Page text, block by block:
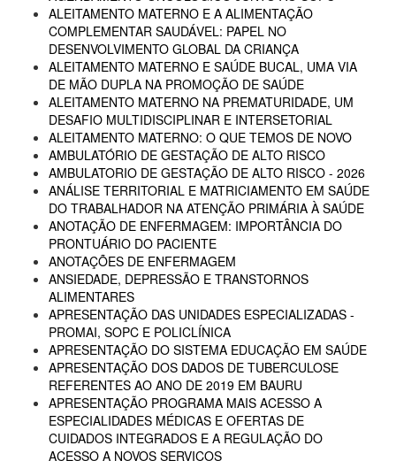
ALEITAMENTO MATERNO E A ALIMENTAÇÃO
COMPLEMENTAR SAUDÁVEL: PAPEL NO
DESENVOLVIMENTO GLOBAL DA CRIANÇA
ALEITAMENTO MATERNO E SAÚDE BUCAL, UMA VIA
DE MÃO DUPLA NA PROMOÇÃO DE SAÚDE
ALEITAMENTO MATERNO NA PREMATURIDADE, UM
DESAFIO MULTIDISCIPLINAR E INTERSETORIAL
ALEITAMENTO MATERNO: O QUE TEMOS DE NOVO
AMBULATÓRIO DE GESTAÇÃO DE ALTO RISCO
AMBULATORIO DE GESTAÇÃO DE ALTO RISCO - 2026
ANÁLISE TERRITORIAL E MATRICIAMENTO EM SAÚDE
DO TRABALHADOR NA ATENÇÃO PRIMÁRIA À SAÚDE
ANOTAÇÃO DE ENFERMAGEM: IMPORTÂNCIA DO
PRONTUÁRIO DO PACIENTE
ANOTAÇÕES DE ENFERMAGEM
ANSIEDADE, DEPRESSÃO E TRANSTORNOS
ALIMENTARES
APRESENTAÇÃO DAS UNIDADES ESPECIALIZADAS -
PROMAI, SOPC E POLICLÍNICA
APRESENTAÇÃO DO SISTEMA EDUCAÇÃO EM SAÚDE
APRESENTAÇÃO DOS DADOS DE TUBERCULOSE
REFERENTES AO ANO DE 2019 EM BAURU
APRESENTAÇÃO PROGRAMA MAIS ACESSO A
ESPECIALIDADES MÉDICAS E OFERTAS DE
CUIDADOS INTEGRADOS E A REGULAÇÃO DO
ACESSO A NOVOS SERVIÇOS